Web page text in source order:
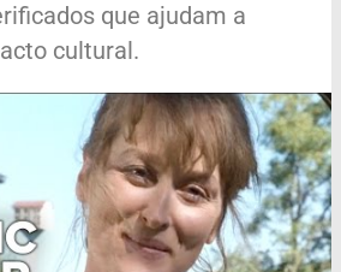
que ajudam a
cultural.